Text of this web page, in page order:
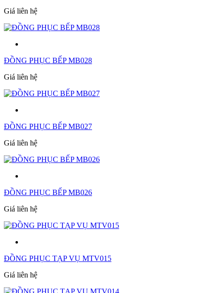
Giá liên hệ
ĐỒNG PHỤC BẾP MB028
Giá liên hệ
ĐỒNG PHỤC BẾP MB027
Giá liên hệ
ĐỒNG PHỤC BẾP MB026
Giá liên hệ
ĐỒNG PHỤC TẠP VỤ MTV015
Giá liên hệ